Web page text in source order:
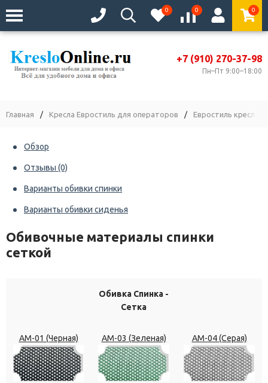
0 0 0
+7 (910) 270-37-98
Пн–Пт 9:00–18:00
Главная / Кресла Евростиль для операторов / Евростиль кресла с
Обзор
Отзывы (0)
Варианты обивки спинки
Варианты обивки сиденья
Обивочные материалы спинки
сеткой
Обивка Спинка -
Сетка
АМ-01 (Черная) АМ-03 (Зеленая) АМ-04 (Серая)